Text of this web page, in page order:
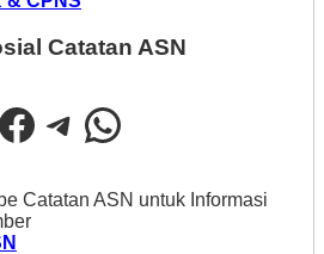
Catatan ASN
Facebook
Telegram
WhatsApp
Catatan ASN untuk Informasi